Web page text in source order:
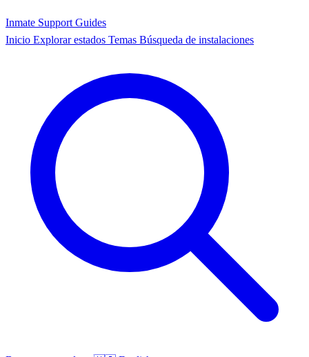
Inmate Support Guides
Inicio Explorar estados Temas Búsqueda de instalaciones